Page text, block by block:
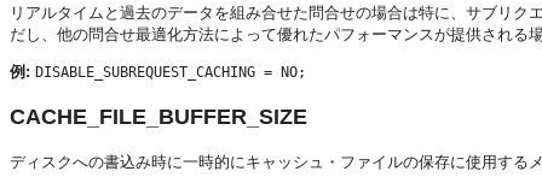
リアルタイムと過去のデータを組み合せた問合せの場合は特に、サブリ
だし、他の問合せ最適化方法によって優れたパフォーマンスが提供され
例: DISABLE_SUBREQUEST_CACHING = NO;
CACHE_FILE_BUFFER_SIZE
ディスクへの書込み時に一時的にキャッシュ・ファイルの保存に使用する